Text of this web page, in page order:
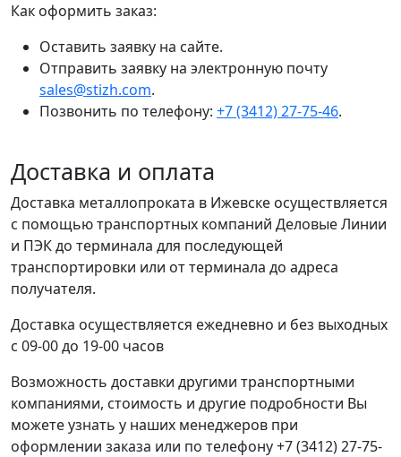
Как оформить заказ:
Оставить заявку на сайте.
Отправить заявку на электронную почту
sales@stizh.com.
Позвонить по телефону: +7 (3412) 27-75-46.
Доставка и оплата
Доставка металлопроката в Ижевске осуществляется
с помощью транспортных компаний Деловые Линии
и ПЭК до терминала для последующей
транспортировки или от терминала до адреса
получателя.
Доставка осуществляется ежедневно и без выходных
с 09-00 до 19-00 часов
Возможность доставки другими транспортными
компаниями, стоимость и другие подробности Вы
можете узнать у наших менеджеров при
оформлении заказа или по телефону +7 (3412) 27-75-